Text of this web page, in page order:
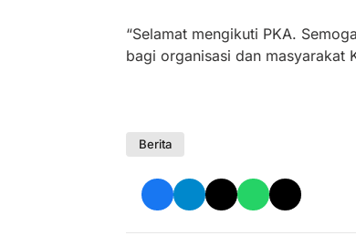
“Selamat mengikuti PKA.
bagi organisasi dan masyarakat
Berita